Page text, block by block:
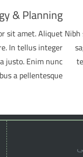
& Planning
sit amet. Aliquet
In tellus integer
justo. Enim nunc
a pellentesque.